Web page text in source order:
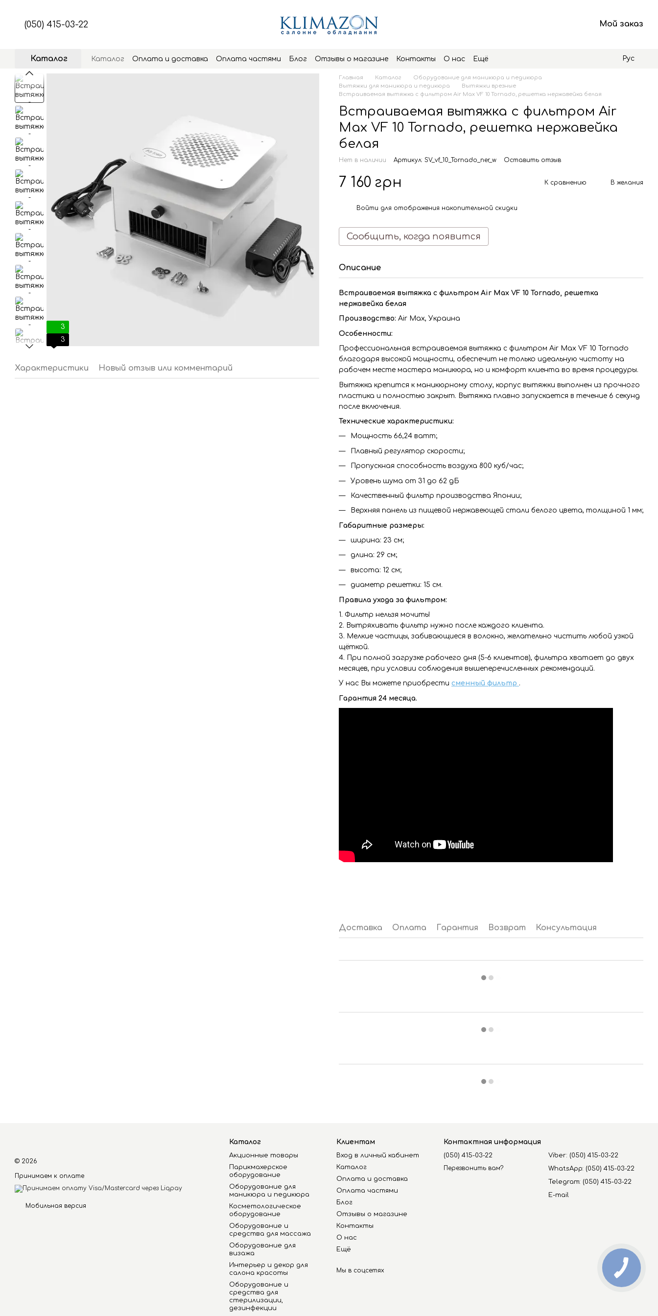
(050) 415-03-22 Мой заказ
Каталог Каталог Оплата и доставка Оплата частями Блог Отзывы о магазине Контакты О нас Ещё Рус
3
3
Характеристики Новый отзыв или комментарий
Главная Каталог
Оборудование для маникюра и педикюра
Вытяжки для маникюра и педикюра
Вытяжки врезные
Встраиваемая вытяжка с фильтром Air Max VF 10 Tornado, решетка нержавейка белая
Встраиваемая вытяжка с фильтром Air
Max VF 10 Tornado, решетка нержавейка
белая
Нет в наличии Артикул: SV_vf_10_Tornado_ner_w Оставить отзыв
7 160 грн К сравнению В желания
Войти для отображения накопительной скидки
Сообщить, когда появится
Описание
Встраиваемая вытяжка с фильтром Air Max VF 10 Tornado, решетка
нержавейка белая
Производство: Air Max, Украина
Особенности:
Профессиональная встраиваемая вытяжка с фильтром Air Max VF 10 Tornado
благодаря высокой мощности, обеспечит не только идеальную чистоту на
рабочем месте мастера маникюра, но и комфорт клиента во время процедуры.
Вытяжка крепится к маникюрному столу, корпус вытяжки выполнен из прочного
пластика и полностью закрыт. Вытяжка плавно запускается в течение 6 секунд
после включения.
Технические характеристики:
Мощность 66,24 ватт;
Плавный регулятор скорости;
Пропускная способность воздуха 800 куб/час;
Уровень шума от 31 до 62 дБ
Качественный фильтр производства Японии;
Верхняя панель из пищевой нержавеющей стали белого цвета, толщиной 1 мм;
Габаритные размеры:
ширина: 23 см;
длина: 29 см;
высота: 12 см;
диаметр решетки: 15 см.
Правила ухода за фильтром:
1. Фильтр нельзя мочить!
2. Вытряхивать фильтр нужно после каждого клиента.
3. Мелкие частицы, забивающиеся в волокно, желательно чистить любой узкой
щёткой.
4. При полной загрузке рабочего дня (5-6 клиентов), фильтра хватает до двух
месяцев, при условии соблюдения вышеперечисленных рекомендаций.
У нас Вы можете приобрести сменный фильтр .
Гарантия 24 месяца.
Доставка Оплата Гарантия Возврат Консультация
© 2026
Принимаем к оплате
Мобильная версия
Каталог
Акционные товары
Парикмахерское
оборудование
Оборудование для
маникюра и педикюра
Косметологическое
оборудование
Оборудование и
средства для массажа
Оборудование для
визажа
Интерьер и декор для
салона красоты
Оборудование и
средства для
стерилизации,
дезинфекции
Клиентам
Вход в личный кабинет
Каталог
Оплата и доставка
Оплата частями
Блог
Отзывы о магазине
Контакты
О нас
Ещё
Мы в соцсетях
Контактная информация
(050) 415-03-22
Перезвонить вам?
Viber: (050) 415-03-22
WhatsApp: (050) 415-03-22
Telegram: (050) 415-03-22
E-mail